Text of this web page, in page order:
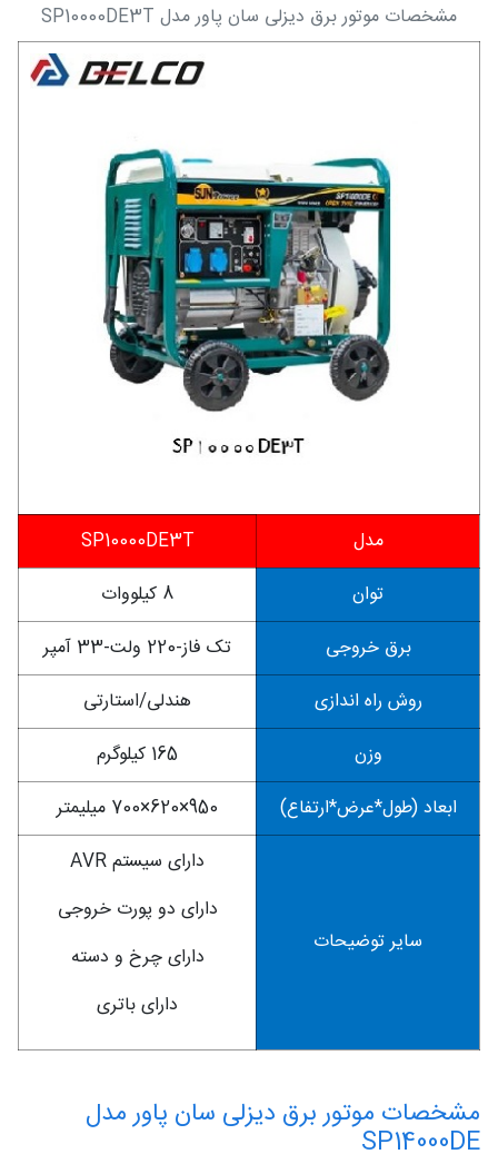
مشخصات موتور برق دیزلی سان پاور مدل SP10000DE3T
مدل
SP10000DE3T
توان
8 کیلووات
برق خروجی
تک فاز-220 ولت-33 آمپر
روش راه اندازی
هندلی/استارتی
وزن
165 کیلوگرم
ابعاد (طول*عرض*ارتفاع)
950×620×700 میلیمتر
سایر توضیحات
دارای سیستم AVR
دارای دو پورت خروجی
دارای چرخ و دسته
دارای باتری
مشخصات موتور برق دیزلی سان پاور مدل
SP14000DE